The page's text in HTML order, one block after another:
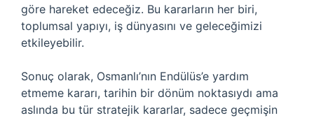
göre hareket edeceğiz. Bu kararların her biri,
toplumsal yapıyı, iş dünyasını ve geleceğimizi
etkileyebilir.
Sonuç olarak, Osmanlı’nın Endülüs’e yardım
etmeme kararı, tarihin bir dönüm noktasıydı ama
aslında bu tür stratejik kararlar, sadece geçmişin